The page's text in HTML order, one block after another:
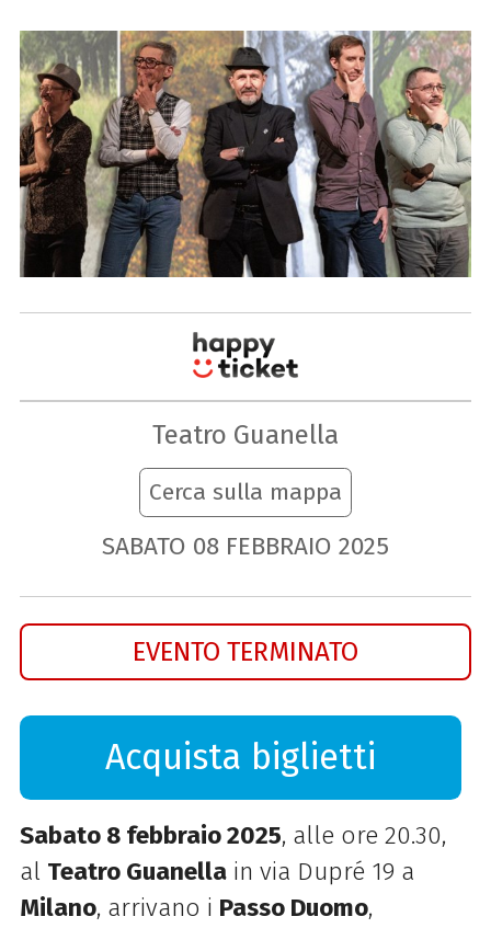
Teatro Guanella
Cerca sulla mappa
SABATO 08 FEBBRAIO 2025
EVENTO TERMINATO
Acquista biglietti
Sabato 8 febbraio 2025, alle ore 20.30,
al Teatro Guanellain via Dupré 19 a
Milano, arrivano i Passo Duomo,